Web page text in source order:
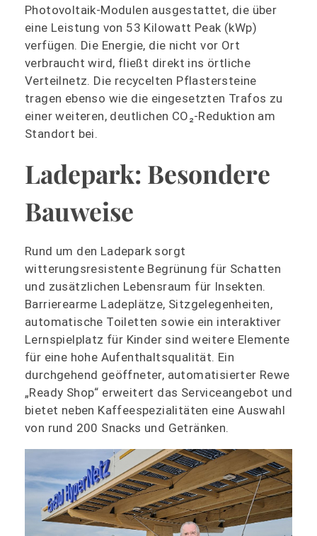
Photovoltaik-Modulen ausgestattet, die über
eine Leistung von 53 Kilowatt Peak (kWp)
verfügen. Die Energie, die nicht vor Ort
verbraucht wird, fließt direkt ins örtliche
Verteilnetz. Die recycelten Pflastersteine
tragen ebenso wie die eingesetzten Trafos zu
einer weiteren, deutlichen CO₂-Reduktion am
Standort bei.
Ladepark: Besondere
Bauweise
Rund um den Ladepark sorgt
witterungsresistente Begrünung für Schatten
und zusätzlichen Lebensraum für Insekten.
Barrierearme Ladeplätze, Sitzgelegenheiten,
automatische Toiletten sowie ein interaktiver
Lernspielplatz für Kinder sind weitere Elemente
für eine hohe Aufenthaltsqualität. Ein
durchgehend geöffneter, automatisierter Rewe
„Ready Shop“ erweitert das Serviceangebot und
bietet neben Kaffeespezialitäten eine Auswahl
von rund 200 Snacks und Getränken.